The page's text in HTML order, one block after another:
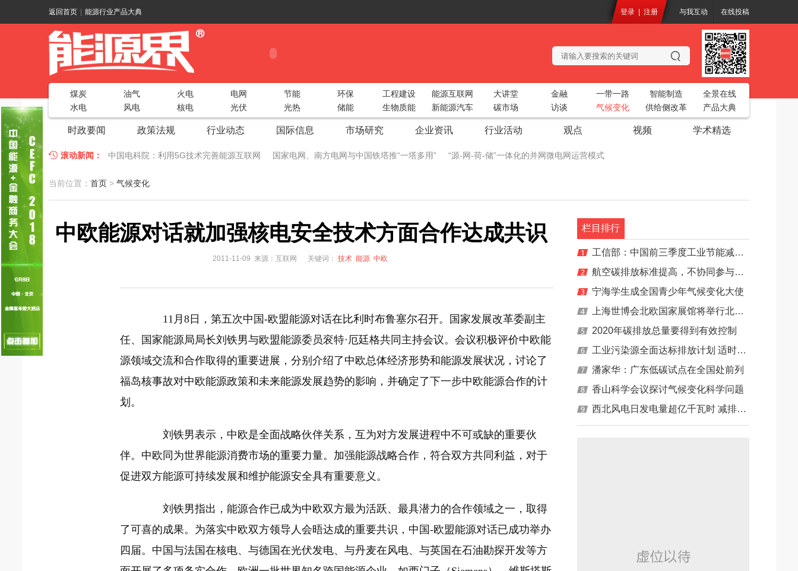
返回首页 能源行业产品大典 登录 注册 与我互动 在线投稿
煤炭 油气 火电 电网 节能 环保 工程建设 能源互联网 大讲堂 金融 一带一路 智能制造
全景在线
水电
风电 核电 光伏 光热 储能 生物质能 新能源汽车 碳市场 访谈 气候变化 供给侧改革 产品大典
时政要闻 政策法规 行业动态 国际信息 市场研究 企业资讯 行业活动 观点 视频 学术精选
滚动新闻： 中国电科院：利用5G技术完善能源互联网 国家电网、南方电网与中国铁塔推“一塔多用” “源-网-荷-储”一体化的并网微电网运营模式
江苏车牛山岛智能微电网验收投运
因储能而智慧，为储能而创新——第五届国际储能峰会重磅出击！ 2018中部太阳能光伏展湖北地区动员会圆满召开 2018中国烘干创新大会
低温冷凝技术助力大气污染防治，打造清洁型绿色工业 广州新能源汽车生态产业链展5月9日开幕 各大领军企业共聚一堂
成都院中标鱼跳水电站生态基流工程设计项目
核电已成中国东部沿海地区主力清洁能源
当前位置： 首页 > 气候变化
中欧能源对话就加强核电安全技术方面合作达成共识
2011-11-09 来源：互联网 关键词： 技术 能源 中欧
11月8日，第五次中国-欧盟能源对话在比利时布鲁塞尔召开。国家发展改革委副主
任、国家能源局局长刘铁男与欧盟能源委员衮特·厄廷格共同主持会议。会议积极评价中欧能
源领域交流和合作取得的重要进展，分别介绍了中欧总体经济形势和能源发展状况，讨论了
福岛核事故对中欧能源政策和未来能源发展趋势的影响，并确定了下一步中欧能源合作的计
划。
刘铁男表示，中欧是全面战略伙伴关系，互为对方发展进程中不可或缺的重要伙
伴。中欧同为世界能源消费市场的重要力量。加强能源战略合作，符合双方共同利益，对于
促进双方能源可持续发展和维护能源安全具有重要意义。
刘铁男指出，能源合作已成为中欧双方最为活跃、最具潜力的合作领域之一，取得
了可喜的成果。为落实中欧双方领导人会晤达成的重要共识，中国-欧盟能源对话已成功举办
四届。中国与法国在核电、与德国在光伏发电、与丹麦在风电、与英国在石油勘探开发等方
栏目排行
工信部：中国前三季度工业节能减排目标未能完成
航空碳排放标准提高，不协同参与规则制定，C919能飞多远？
宁海学生成全国青少年气候变化大使
上海世博会北欧国家展馆将举行北欧-中国能源与气候日
2020年碳排放总量要得到有效控制
工业污染源全面达标排放计划 适时开征环境保护税
潘家华：广东低碳试点在全国处前列
香山科学会议探讨气候变化科学问题
西北风电日发电量超亿千瓦时 减排效益显著